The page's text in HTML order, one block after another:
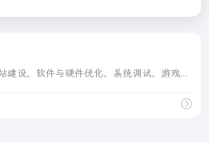
我的博客专注于网站建设、软件与硬件优化、系统调试、游戏体验以及日常生活趣闻，分享实用教程、工具技巧、经验心得和操作指南，帮助你提升技术能力、优化操作体验、掌握各类工具，同时在阅读中获得趣味启发和灵感积累。